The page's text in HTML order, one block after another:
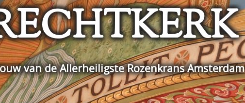
van de Allerheiligste Rozenkrans Amsterdam